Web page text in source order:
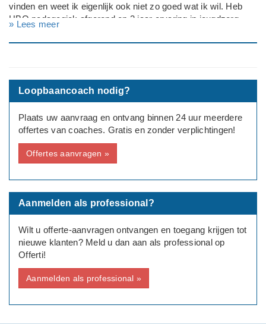
vinden en weet ik eigenlijk ook niet zo goed wat ik wil. Heb
HBO pedagogiek afgerond en 3 jaar ervaring in jeugdzorg.
Al zoveel vacatures gezien maar kom er niet uit.
Leeftijd: 25
Opleidingsniveau: HBO
Huidige baan: Jeugdzorg
» Lees meer
Loopbaancoach nodig?
Plaats uw aanvraag en ontvang binnen 24 uur meerdere
offertes van coaches. Gratis en zonder verplichtingen!
Offertes aanvragen »
Aanmelden als professional?
Wilt u offerte-aanvragen ontvangen en toegang krijgen tot
nieuwe klanten? Meld u dan aan als professional op
Offerti!
Aanmelden als professional »